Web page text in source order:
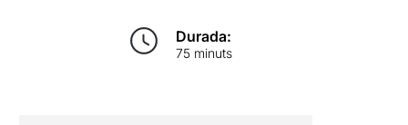
Durada:
75 minuts